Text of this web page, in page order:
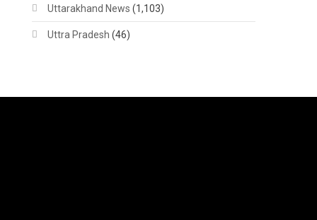
Uttarakhand News (1,103)
Uttra Pradesh (46)